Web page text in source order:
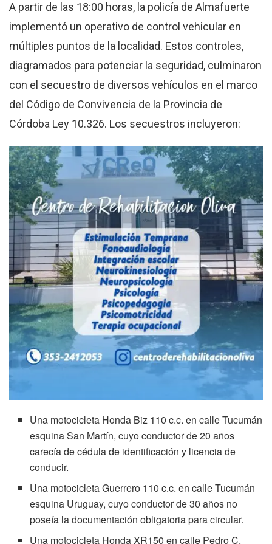
A partir de las 18:00 horas, la policía de Almafuerte
implementó un operativo de control vehicular en
múltiples puntos de la localidad. Estos controles,
diagramados para potenciar la seguridad, culminaron
con el secuestro de diversos vehículos en el marco
del Código de Convivencia de la Provincia de
Córdoba Ley 10.326. Los secuestros incluyeron:
Una motocicleta Honda Biz 110 c.c. en calle Tucumán
esquina San Martín, cuyo conductor de 20 años
carecía de cédula de identificación y licencia de
conducir.
Una motocicleta Guerrero 110 c.c. en calle Tucumán
esquina Uruguay, cuyo conductor de 30 años no
poseía la documentación obligatoria para circular.
Una motocicleta Honda XR150 en calle Pedro C.